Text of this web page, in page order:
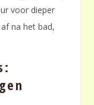
voor dieper
na het bad,